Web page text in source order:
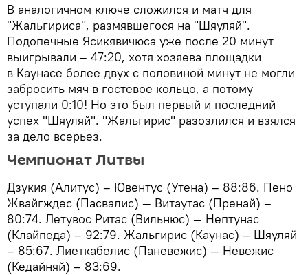
В аналогичном ключе сложился и матч для
"Жальгириса", размявшегося на "Шяуляй".
Подопечные Ясикявичюса уже после 20 минут
выигрывали – 47:20, хотя хозяева площадки
в Каунасе более двух с половиной минут не могли
забросить мяч в гостевое кольцо, а потому
уступали 0:10! Но это был первый и последний
успех "Шяуляй". "Жальгирис" разозлился и взялся
за дело всерьез.
Чемпионат Литвы
Дзукия (Алитус) – Ювентус (Утена) – 88:86. Пено
Жвайгждес (Пасвалис) — Витаутас (Пренай) –
80:74. Летувос Ритас (Вильнюс) — Нептунас
(Клайпеда) – 92:79. Жальгирис (Каунас) – Шяуляй
– 85:67. Лиеткабелис (Паневежис) — Невежис
(Кедайняй) – 83:69.